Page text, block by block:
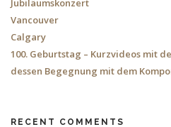
Jubiläumskonzert
Vancouver
Calgary
100. Geburtstag – Kurzvideos mit
dessen Begegnung mit dem
RECENT COMMENTS